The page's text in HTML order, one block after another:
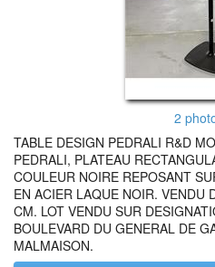
2
TABLE DESIGN PEDRALI R&D
PEDRALI, PLATEAU
COULEUR NOIRE REPOSANT
EN ACIER LAQUE NOIR. VENDU
CM. LOT VENDU SUR
BOULEVARD DU GENERAL DE
MALMAISON.